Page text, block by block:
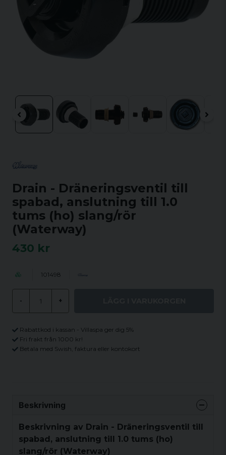
Drain - Dräneringsventil till
spabad, anslutning till 1.0
tums (ho) slang/rör
(Waterway)
430 kr
101498
- +
Rabattkod i kassan - Villaspa ger dig 5%
Fri frakt från 1000 kr!
Betala med Swish, faktura eller kontokort
Beskrivning
Beskrivning av Drain - Dräneringsventil till
spabad, anslutning till 1.0 tums (ho)
slang/rör (Waterway)